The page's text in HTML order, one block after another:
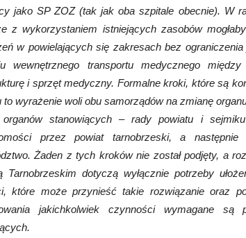
jako SP ZOZ (tak jak oba szpitale obecnie). W
z wykorzystaniem istniejących zasobów
w powielających się zakresach bez
wewnętrznego transportu medycznego
i sprzęt medyczny. Formalne kroki, które są
to wyrażenie woli obu samorządów na zmianę
organów stanowiących – rady powiatu i
przez powiat tarnobrzeski, a
Żaden z tych kroków nie został podjęty, a
Tarnobrzeskim dotyczą wyłącznie potrzeby
które może przynieść takie rozwiązanie oraz
jakichkolwiek czynności wymagane są